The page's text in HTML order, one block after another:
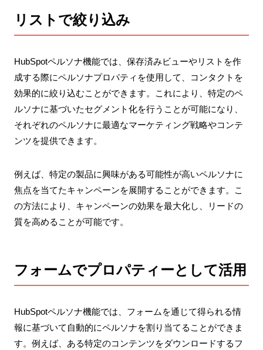
リストで絞り込み
HubSpotペルソナ機能では、保存済みビューやリストを作
成する際にペルソナプロパティを使用して、コンタクトを
効果的に絞り込むことができます。これにより、特定のペ
ルソナに基づいたセグメント化を行うことが可能になり、
それぞれのペルソナに最適なマーケティング戦略やコンテ
ンツを提供できます。
例えば、特定の製品に興味がある可能性が高いペルソナに
焦点を当てたキャンペーンを展開することができます。こ
の方法により、キャンペーンの効果を最大化し、リードの
質を高めることが可能です。
フォームでプロパティーとして活用
HubSpotペルソナ機能では、フォームを通じて得られる情
報に基づいて自動的にペルソナを割り当てることができま
す。例えば、ある特定のコンテンツをダウンロードするフ